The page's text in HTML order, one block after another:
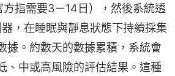
指需要3－14日），然後系統透
，在睡眠與靜息狀態下持續採集
據。約數天的數據累積，系統會
、中或高風險的評估結果。這種